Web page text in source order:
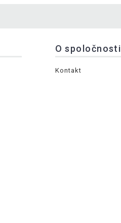
O spoločnosti
Kontakt